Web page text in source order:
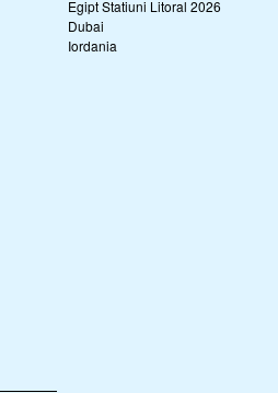
Egipt Statiuni Litoral 2026
Dubai
Iordania